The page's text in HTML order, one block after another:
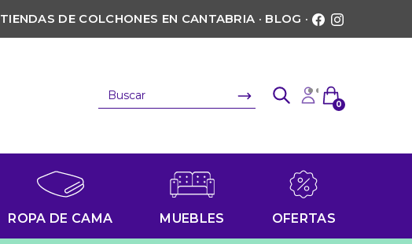
TIENDAS DE COLCHONES EN CANTABRIA · BLOG ·
0
ROPA DE CAMA MUEBLES OFERTAS